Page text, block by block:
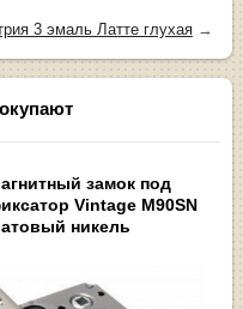
3 эмаль Латте глухая→
замок под
Vintage M90SN
никель